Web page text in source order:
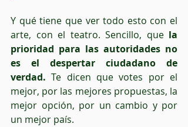
Y qué tiene que ver todo esto con el
arte, con el teatro. Sencillo, que la
prioridad para las autoridades no
es el despertar ciudadano de
verdad. Te dicen que votes por el
mejor, por las mejores propuestas, la
mejor opción, por un cambio y por
un mejor país.